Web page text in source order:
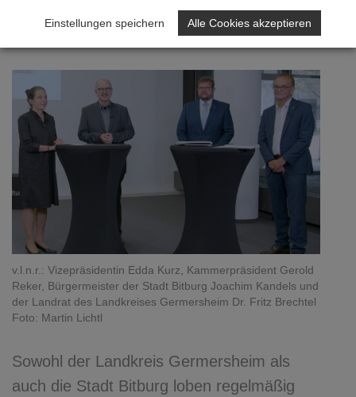
Erster Ausloberpreis gleich
zweimal vergeben
v.l.n.r.: Vizepräsidentin Edda Kurz, Kammerpräsident Gerold
Reker, Bürgermeister der Stadt Bitburg Joachim Kandels und
der Landrat des Landkreises Germersheim Dr. Fritz Brechtel
Foto: Martin Lichtl
Sowohl der Landkreis Germersheim als
auch die Stadt Bitburg loben regelmäßig
Einstellungen speichern Alle Cookies akzeptieren